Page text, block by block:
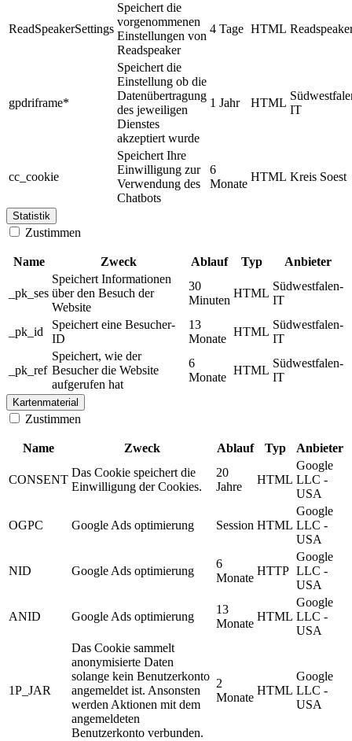
ReadSpeakerSettings
Speichert die
vorgenommenen
Einstellungen von
Readspeaker
4 Tage HTML
gpdriframe*
Speichert die
Einstellung ob die
Datenübertragung
des jeweiligen
Dienstes
akzeptiert wurde
1 Jahr HTML
IT
cc_cookie
Speichert Ihre
Einwilligung zur
Verwendung des
Chatbots
6
Monate
HTML Kreis Soest
Statistik
Zustimmen
Name Zweck Ablauf Typ Anbieter
_pk_ses
Speichert Informationen
über den Besuch der
Website
30
Minuten
HTML
Südwestfalen-
IT
_pk_id
Speichert eine Besucher-
ID
13
Monate
HTML
Südwestfalen-
IT
_pk_ref
Speichert, wie der
Besucher die Website
aufgerufen hat
6
Monate
HTML
Südwestfalen-
IT
Kartenmaterial
Zustimmen
Name Zweck Ablauf Typ Anbieter
CONSENT
Das Cookie speichert die
Einwilligung der Cookies.
20
Jahre
HTML
Google
LLC -
USA
OGPC Google Ads optimierung Session HTML
Google
LLC -
USA
NID Google Ads optimierung
6
Monate
HTTP
Google
LLC -
USA
ANID Google Ads optimierung
13
Monate
HTML
Google
LLC -
USA
1P_JAR
Das Cookie sammelt
anonymisierte Daten
solange kein Benutzerkonto
angemeldet ist. Ansonsten
werden Aktionen mit dem
angemeldeten
Benutzerkonto verbunden.
2
Monate
HTML
Google
LLC -
USA